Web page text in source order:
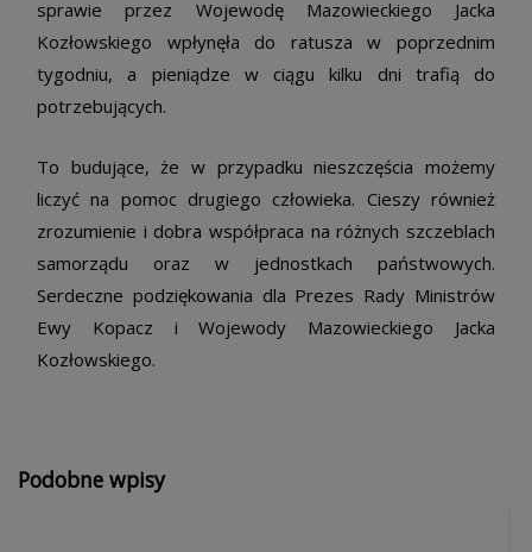
sprawie przez Wojewodę Mazowieckiego Jacka
Kozłowskiego wpłynęła do ratusza w poprzednim
tygodniu, a pieniądze w ciągu kilku dni trafią do
potrzebujących.
To budujące, że w przypadku nieszczęścia możemy
liczyć na pomoc drugiego człowieka. Cieszy również
zrozumienie i dobra współpraca na różnych szczeblach
samorządu oraz w jednostkach państwowych.
Serdeczne podziękowania dla Prezes Rady Ministrów
Ewy Kopacz i Wojewody Mazowieckiego Jacka
Kozłowskiego.
Podobne wpisy